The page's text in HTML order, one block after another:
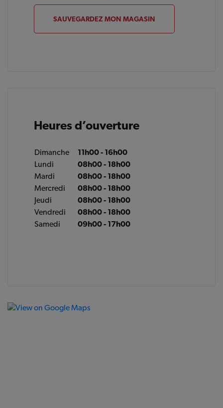
SAUVEGARDEZ MON MAGASIN
Heures d’ouverture
Dimanche
11h00 - 16h00
Lundi
08h00 - 18h00
Mardi
08h00 - 18h00
Mercredi
08h00 - 18h00
Jeudi
08h00 - 18h00
Vendredi
08h00 - 18h00
Samedi
09h00 - 17h00